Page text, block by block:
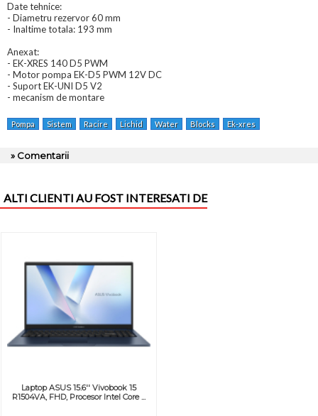
Date tehnice:
- Diametru rezervor 60 mm
- Inaltime totala: 193 mm
Anexat:
- EK-XRES 140 D5 PWM
- Motor pompa EK-D5 PWM 12V DC
- Suport EK-UNI D5 V2
- mecanism de montare
Pompa Sistem Racire Lichid Water Blocks Ek-xres
» Comentarii
ALTI CLIENTI AU FOST INTERESATI DE
Laptop ASUS 15.6'' Vivobook 15
R1504VA, FHD, Procesor Intel Core ...